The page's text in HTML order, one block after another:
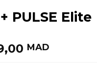
PULSE Elite
MAD